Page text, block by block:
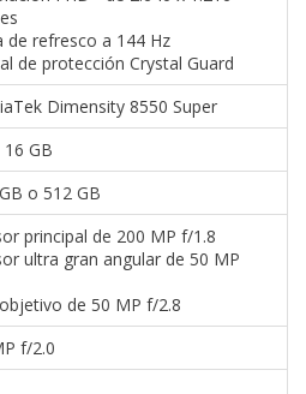
de refresco a 144 Hz
de protección Crystal Guard
Dimensity 8550 Super
GB
o 512 GB
principal de 200 MP f/1.8
ultra gran angular de 50 MP
de 50 MP f/2.8
f/2.0